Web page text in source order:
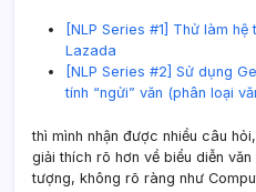
[NLP Series #1] Thử làm
Lazada
[NLP Series #2] Sử dụng
tính “ngửi” văn (phân loại
thì mình nhận được nhiều câu
giải thích rõ hơn về biểu diễn
tượng, không rõ ràng như